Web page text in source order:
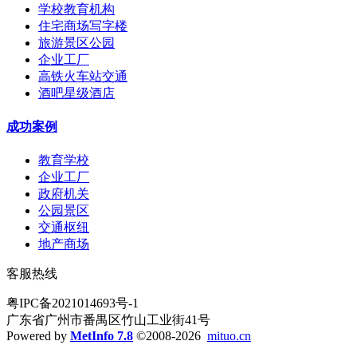
学校教育机构
住宅商场写字楼
旅游景区公园
企业工厂
高铁火车站交通
酒吧星级酒店
成功案例
教育学校
企业工厂
政府机关
公园景区
交通枢纽
地产商场
客服热线
粤IPC备2021014693号-1
广东省广州市番禺区竹山工业街41号
Powered by MetInfo 7.8 ©2008-2026 mituo.cn